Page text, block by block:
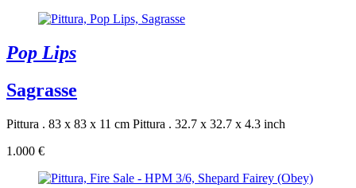
Pop Lips
Sagrasse
Pittura . 83 x 83 x 11 cm Pittura . 32.7 x 32.7 x 4.3 inch
1.000 €